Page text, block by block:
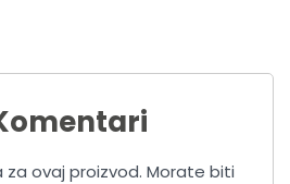
ovaj proizvod. Morate biti